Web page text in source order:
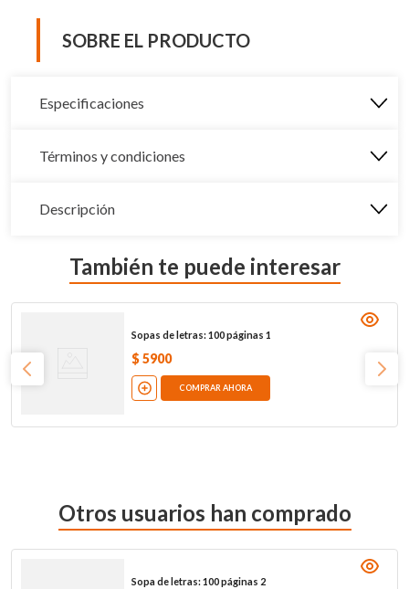
SOBRE EL PRODUCTO
Especificaciones
Términos y condiciones
Descripción
También te puede interesar
Sopas de letras: 100 páginas 1
$ 5900
COMPRAR AHORA
Otros usuarios han comprado
Sopa de letras: 100 páginas 2